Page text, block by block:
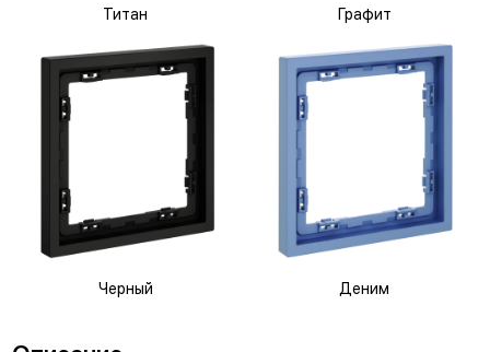
Титан Графит
Черный Деним